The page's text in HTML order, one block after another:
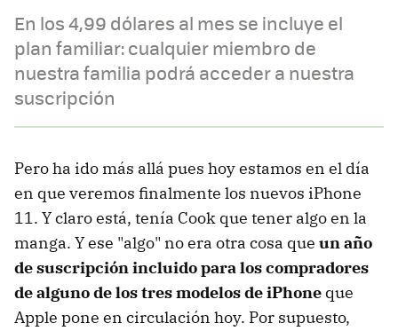
En los 4,99 dólares al mes se incluye el
plan familiar: cualquier miembro de
nuestra familia podrá acceder a nuestra
suscripción
Pero ha ido más allá pues hoy estamos en el día
en que veremos finalmente los nuevos iPhone
11. Y claro está, tenía Cook que tener algo en la
manga. Y ese "algo" no era otra cosa que un año
de suscripción incluido para los compradores
de alguno de los tres modelos de iPhone que
Apple pone en circulación hoy. Por supuesto,